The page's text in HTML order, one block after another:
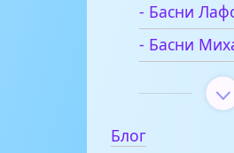
- Басни
- Басни
Блог